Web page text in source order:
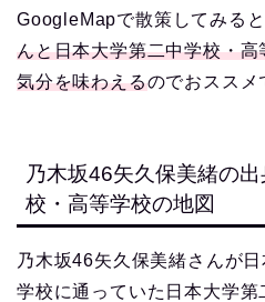
GoogleMapで散策してみる
んと日本大学第二中学校・
気分を味わえるのでおススメ
乃木坂46矢久保美緒の
校・高等学校の地図
乃木坂46矢久保美緒さんが
学校に通っていた日本大学